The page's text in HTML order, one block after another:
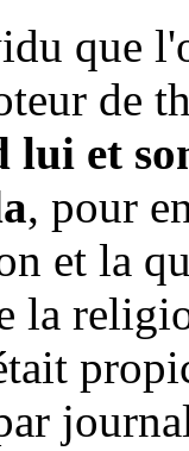
que
de
lui et
, pour
et la
la